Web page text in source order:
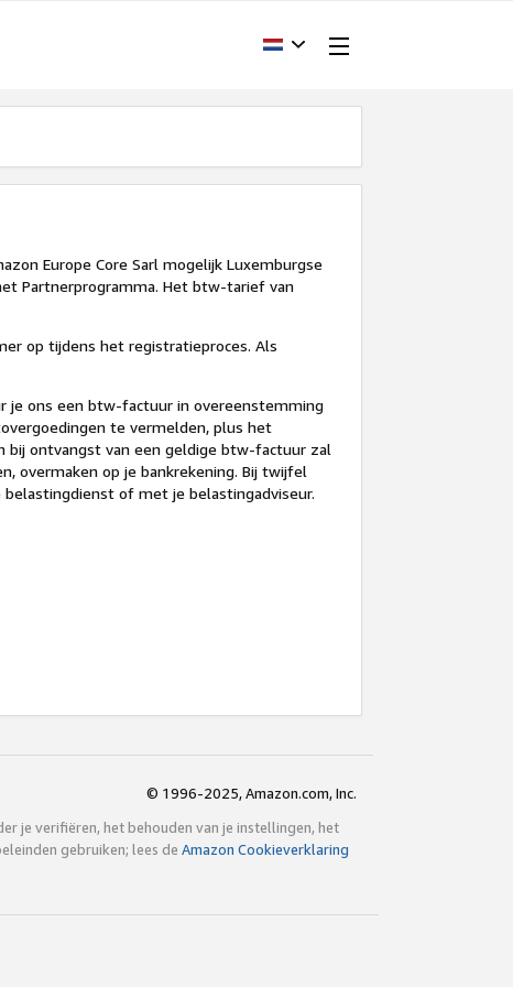
Europe Core Sarl mogelijk Luxemburgse
Partnerprogramma. Het btw-tarief van
op tijdens het registratieproces. Als
je ons een btw-factuur in overeenstemming
te vermelden, plus het
bij ontvangst van een geldige btw-factuur zal
overmaken op je bankrekening. Bij twijfel
of met je belastingadviseur.
© 1996-2025, Amazon.com, Inc.
je verifiëren, het behouden van je instellingen, het
gebruiken; lees de Amazon Cookieverklaring